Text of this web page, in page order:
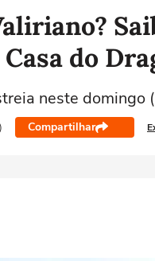
do
neste domingo
Compartilhar